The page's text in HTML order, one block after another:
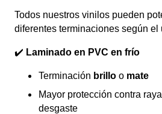
Todos nuestros vinilos pueden
diferentes terminaciones según el
✔️ Laminado en PVC en frío
Terminación brillo o mate
Mayor protección contra
desgaste